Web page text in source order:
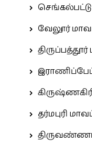
வேலூர்
தர்மபுரி